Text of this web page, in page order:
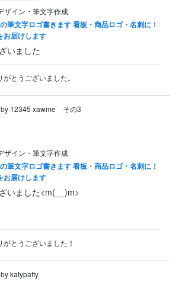
ザイン・筆文字作成
筆文字ロゴ書きます 看板・商品ロゴ・名刺に！
お届けします
いました
とうございました。
by 12345 xawme その3
ザイン・筆文字作成
筆文字ロゴ書きます 看板・商品ロゴ・名刺に！
お届けします
いました<m(__)m>
がとうございました！
by katypatty